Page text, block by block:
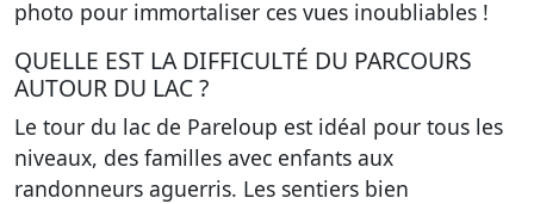
photo pour immortaliser ces vues inoubliables !
QUELLE EST LA DIFFICULTÉ DU PARCOURS
AUTOUR DU LAC ?
Le tour du lac de Pareloup est idéal pour tous les
niveaux, des familles avec enfants aux
randonneurs aguerris. Les sentiers bien